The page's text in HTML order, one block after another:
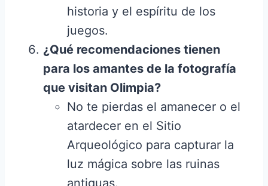
historia y el espíritu de los
juegos.
¿Qué recomendaciones tienen
para los amantes de la fotografía
que visitan Olimpia?
No te pierdas el amanecer o el
atardecer en el Sitio
Arqueológico para capturar la
luz mágica sobre las ruinas
antiguas.